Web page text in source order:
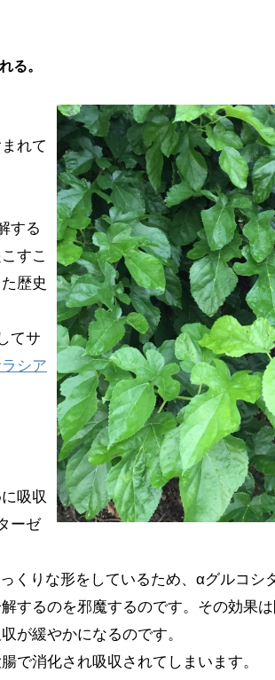
る。
れて
する
すこ
歴史
てサ
シア
吸収
ーゼ
くりな形をしているため、αグルコシ
するのを邪魔するのです。その効果
が緩やかになるのです。
で消化され吸収されてしまいます。